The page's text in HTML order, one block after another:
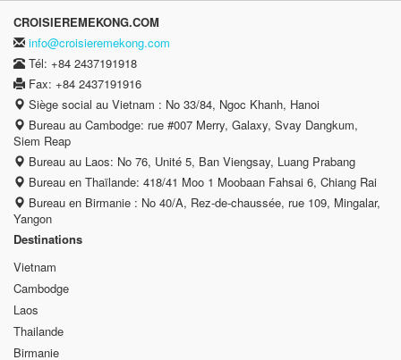
CROISIEREMEKONG.COM
info@croisieremekong.com
Tél: +84 2437191918
Fax: +84 2437191916
Siège social au Vietnam : No 33/84, Ngoc Khanh, Hanoi
Bureau au Cambodge: rue #007 Merry, Galaxy, Svay Dangkum,
Siem Reap
Bureau au Laos: No 76, Unité 5, Ban Viengsay, Luang Prabang
Bureau en Thaïlande: 418/41 Moo 1 Moobaan Fahsai 6, Chiang Rai
Bureau en Birmanie : No 40/A, Rez-de-chaussée, rue 109, Mingalar,
Yangon
Destinations
Vietnam
Cambodge
Laos
Thailande
Birmanie